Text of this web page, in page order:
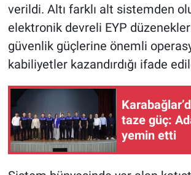
verildi. Altı farklı alt sistemden
elektronik devreli EYP
güvenlik güçlerine önemli
kabiliyetler kazandırdığı ifade
taze güç:
yemin etti